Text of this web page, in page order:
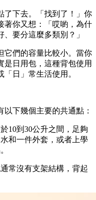
了下去。「找到了！」你
著你又想：「哎喲，為什
要分這麼多類別？」
它們的容量比較小。當你
是日用包，這種背包使用
日」常生活使用。
下幾個主要的共通點：
10到30公升之間，足夠
和一件外套，或者上學
常沒有支架結構，背起